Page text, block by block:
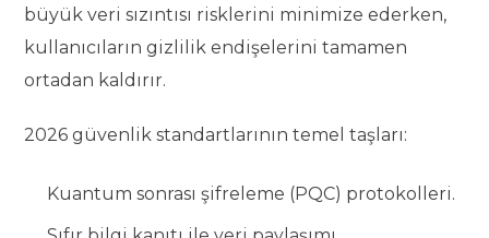
büyük veri sızıntısı risklerini minimize ederken,
kullanıcıların gizlilik endişelerini tamamen
ortadan kaldırır.
2026 güvenlik standartlarının temel taşları:
Kuantum sonrası şifreleme (PQC) protokolleri.